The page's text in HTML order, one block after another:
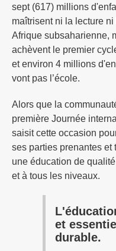
sept (617) millions
maîtrisent ni la lecture
Afrique subsaharienne,
achèvent le premier
et environ 4 millions
vont pas l’école.
Alors que la
première Journée
saisit cette occasion
ses parties prenantes et
une éducation de
et à tous les niveaux.
et
durable.